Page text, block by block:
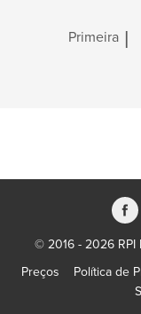
Primeira |
© 2016 - 2026 RPI
Preços
Política de